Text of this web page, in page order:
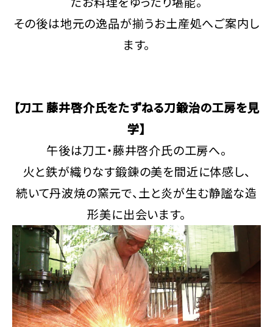
その後は地元の逸品が揃うお土産処へご案内し
ます。
【刀工 藤井啓介氏をたずねる刀鍛治の工房を見
学】
午後は刀工・藤井啓介氏の工房へ。
火と鉄が織りなす鍛錬の美を間近に体感し、
続いて丹波焼の窯元で、土と炎が生む静謐な造
形美に出会います。